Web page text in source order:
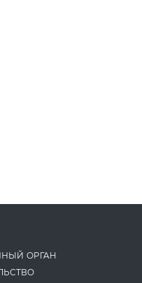
ОРГАН